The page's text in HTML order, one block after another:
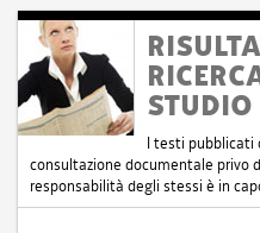
STUDIO
I testi pubblicati
consultazione documentale privo
responsabilità degli stessi è in